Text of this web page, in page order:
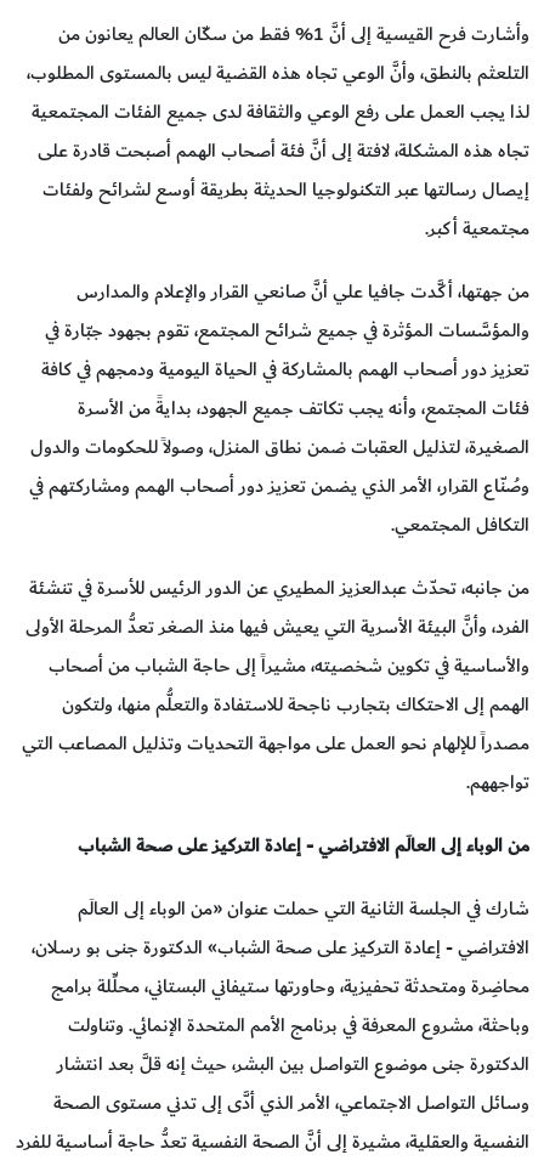
وأشارت فرح القيسية إلى أنَّ 1% فقط من سكّان العالم يعانون من
التلعثم بالنطق، وأنَّ الوعي تجاه هذه القضية ليس بالمستوى المطلوب،
لذا يجب العمل على رفع الوعي والثقافة لدى جميع الفئات المجتمعية
تجاه هذه المشكلة، لافتة إلى أنَّ فئة أصحاب الهمم أصبحت قادرة على
إيصال رسالتها عبر التكنولوجيا الحديثة بطريقة أوسع لشرائح ولفئات
مجتمعية أكبر.
من جهتها، أكَّدت جافيا علي أنَّ صانعي القرار والإعلام والمدارس
والمؤسَّسات المؤثرة في جميع شرائح المجتمع، تقوم بجهود جبّارة في
تعزيز دور أصحاب الهمم بالمشاركة في الحياة اليومية ودمجهم في كافة
فئات المجتمع، وأنه يجب تكاتف جميع الجهود، بدايةً من الأسرة
الصغيرة، لتذليل العقبات ضمن نطاق المنزل، وصولاً للحكومات والدول
وصُنّاع القرار، الأمر الذي يضمن تعزيز دور أصحاب الهمم ومشاركتهم في
التكافل المجتمعي.
من جانبه، تحدّث عبدالعزيز المطيري عن الدور الرئيس للأسرة في تنشئة
الفرد، وأنَّ البيئة الأسرية التي يعيش فيها منذ الصغر تعدُّ المرحلة الأولى
والأساسية في تكوين شخصيته، مشيراً إلى حاجة الشباب من أصحاب
الهمم إلى الاحتكاك بتجارب ناجحة للاستفادة والتعلُّم منها، ولتكون
مصدراً للإلهام نحو العمل على مواجهة التحديات وتذليل المصاعب التي
تواجههم.
من الوباء إلى العالَم الافتراضي - إعادة التركيز على صحة الشباب
شارك في الجلسة الثانية التي حملت عنوان «من الوباء إلى العالَم
الافتراضي - إعادة التركيز على صحة الشباب» الدكتورة جنى بو رسلان،
محاضِرة ومتحدثة تحفيزية، وحاورتها ستيفاني البستاني، محلِّلة برامج
وباحثة، مشروع المعرفة في برنامج الأمم المتحدة الإنمائي. وتناولت
الدكتورة جنى موضوع التواصل بين البشر، حيث إنه قلَّ بعد انتشار
وسائل التواصل الاجتماعي، الأمر الذي أدَّى إلى تدني مستوى الصحة
النفسية والعقلية، مشيرة إلى أنَّ الصحة النفسية تعدُّ حاجة أساسية للفرد